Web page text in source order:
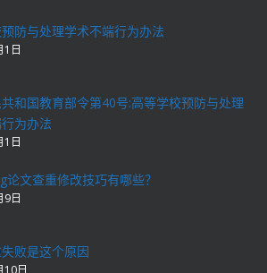
防与处理学术不端行为办法
1日
和国教育部令第40号:高等学校预防与处理
为办法
1日
文查重修改技巧有哪些？
9日
败是这个原因
10日